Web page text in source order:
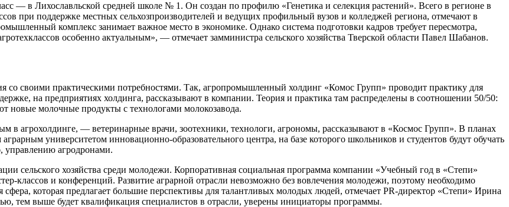
— в Лихославльской средней школе № 1. Он создан по профилю «Генетика и селекция растений». Всего в регионе в
при поддержке местных сельхозпроизводителей и ведущих профильный вузов и колледжей региона, отмечают в
комплекс занимает важное место в экономике. Однако система подготовки кадров требует пересмотра,
особенно актуальным», — отмечает замминистра сельского хозяйства Тверской области Павел Шабанов.
со своими практическими потребностями. Так, агропромышленный холдинг «Комос Групп» проводит практику для
на предприятиях холдинга, рассказывают в компании. Теория и практика там распределены в соотношении 50/50:
новые молочные продукты с технологами молокозавода.
в агрохолдинге, — ветеринарные врачи, зоотехники, технологи, агрономы, рассказывают в «Космос Групп». В планах
университетом инновационно-образовательного центра, на базе которого школьников и студентов будут обучать
управлению агродронами.
сельского хозяйства среди молодежи. Корпоративная социальная программа компании «Учебный год в «Степи»
классов и конференций. Развитие аграрной отрасли невозможно без вовлечения молодежи, поэтому необходимо
сфера, которая предлагает большие перспективы для талантливых молодых людей, отмечает PR-директор «Степи» Ирина
тем выше будет квалификация специалистов в отрасли, уверены инициаторы программы.